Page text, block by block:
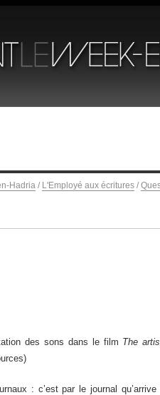
Hadria / L'Employé aux écritures /
des sons dans le film The
: c’est par le journal